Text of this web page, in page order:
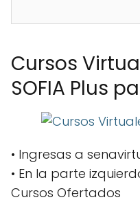
Cursos
SOFIA Plus
• Ingresas a
• En la parte
Cursos Ofertados